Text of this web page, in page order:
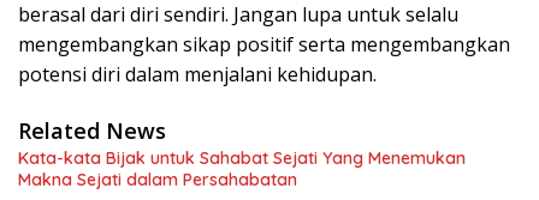
berasal dari diri sendiri. Jangan lupa untuk selalu
mengembangkan sikap positif serta mengembangkan
potensi diri dalam menjalani kehidupan.
Related News
Kata-kata Bijak untuk Sahabat Sejati Yang Menemukan
Makna Sejati dalam Persahabatan